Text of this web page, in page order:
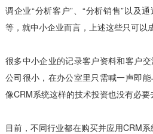
调企业“分析客户”、“分析销售”以及
等，就中小企业而言，上述这些只可以
很多中小企业的记录客户资料和客户
公司很小，在办公室里只需喊一声即
像CRM系统这样的技术投资也没有必要
目前，不同行业都在购买并应用CRM